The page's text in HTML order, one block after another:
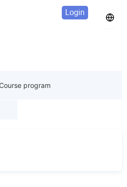
Login
Course program